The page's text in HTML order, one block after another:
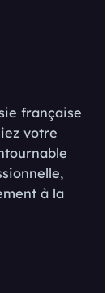
française
votre
à la